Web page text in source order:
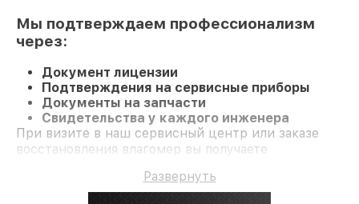
Мы подтверждаем профессионализм
через:
Документ лицензии
Подтверждения на сервисные приборы
Документы на запчасти
Свидетельства у каждого инженера
При визите в наш сервисный центр или заказе
восстановления влагомер вы получаете
гарантию на ремонт и детали.
Развернуть